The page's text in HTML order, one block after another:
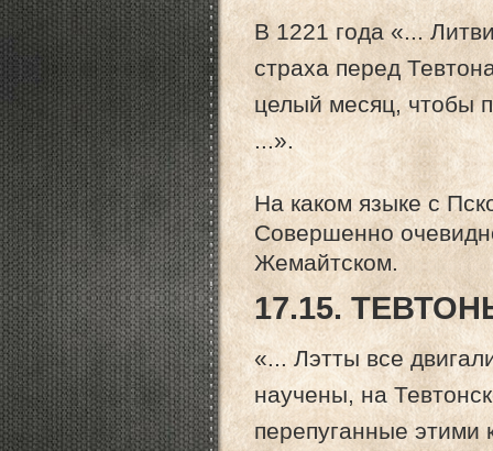
В 1221 года «...
страха перед
целый месяц, чтобы
...».
На каком языке с
Совершенно
Жемайтском.
17.15.
«... Лэтты все
научены, на
перепуганные этими